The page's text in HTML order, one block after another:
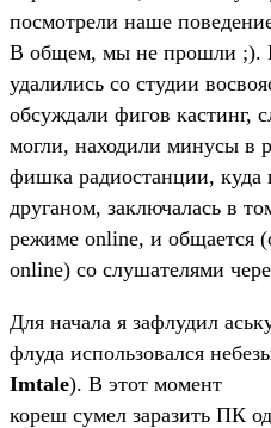
посмотрели наше
В общем, мы не прошли ;).
удалились со студии
обсуждали фигов кастинг,
могли, находили минусы в
фишка радиостанции, куда
друганом, заключалась в
режиме online, и общается
online) со слушателями
Для начала я зафлудил
флуда использовался
Imtale). В этот момент
кореш сумел заразить ПК